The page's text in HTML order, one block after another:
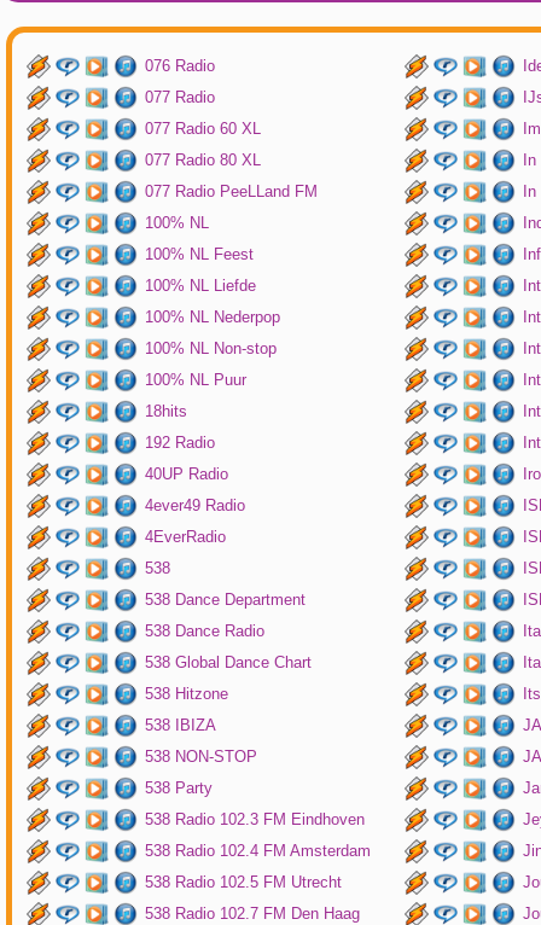
076 Radio
077 Radio
077 Radio 60 XL
077 Radio 80 XL
077 Radio PeeLLand FM
100% NL
100% NL Feest
100% NL Liefde
100% NL Nederpop
100% NL Non-stop
100% NL Puur
18hits
192 Radio
40UP Radio
4ever49 Radio
4EverRadio
538
538 Dance Department
538 Dance Radio
538 Global Dance Chart
538 Hitzone
538 IBIZA
538 NON-STOP
538 Party
538 Radio 102.3 FM Eindhoven
538 Radio 102.4 FM Amsterdam
538 Radio 102.5 FM Utrecht
538 Radio 102.7 FM Den Haag